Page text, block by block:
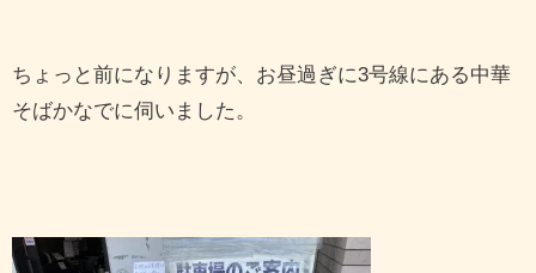
ちょっと前になりますが、お昼過ぎに3号線にある中華
そばかなでに伺いました。